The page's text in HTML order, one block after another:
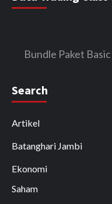
Bundle Paket
Search
Artikel
Batanghari Jambi
Ekonomi
Saham